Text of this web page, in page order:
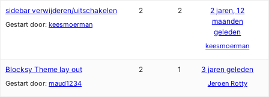
sidebar verwijderen/uitschakelen
Gestart door: keesmoerman
2 2
2 jaren, 12
maanden
geleden
keesmoerman
Blocksy Theme lay out
Gestart door: maud1234
2 1 3 jaren geleden
Jeroen Rotty